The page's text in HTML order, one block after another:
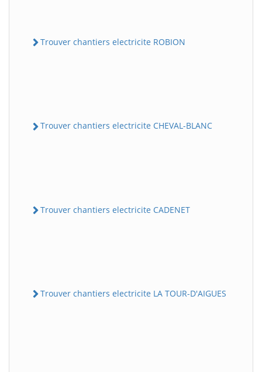
Trouver chantiers electricite ROBION
Trouver chantiers electricite CHEVAL-BLANC
Trouver chantiers electricite CADENET
Trouver chantiers electricite LA TOUR-D'AIGUES